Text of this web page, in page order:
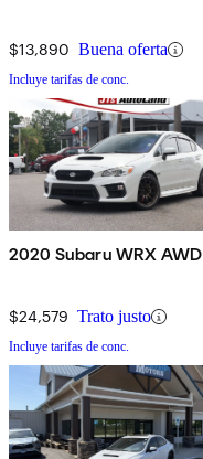
$13,890 Buena oferta
Incluye tarifas de conc.
2020 Subaru WRX AWD
$24,579 Trato justo
Incluye tarifas de conc.